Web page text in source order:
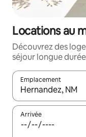
Locations au
Découvrez des
séjour longue
Emplacement
Quand les
Arrivée